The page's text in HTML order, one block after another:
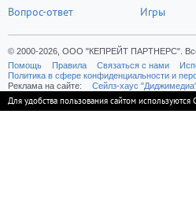
Вопрос-ответ
Игры
© 2000-2026, ООО "КЕПРЕЙТ ПАРТНЕРС".
Помощь
Правила Связаться с нами
Политика в сфере конфиденциальности и
Реклама на сайте:
Cейлз-хаус
Для удобства пользования сайтом